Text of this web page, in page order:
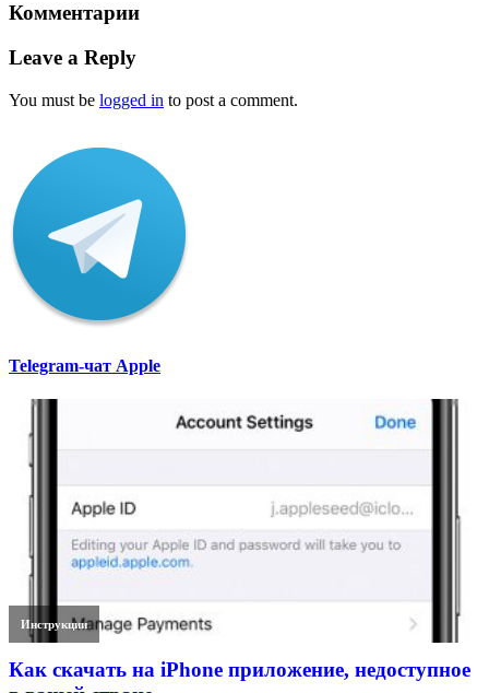
Комментарии
Leave a Reply
You must be logged in to post a comment.
Telegram-чат Apple
Инструкции
Как скачать на iPhone приложение, недоступное